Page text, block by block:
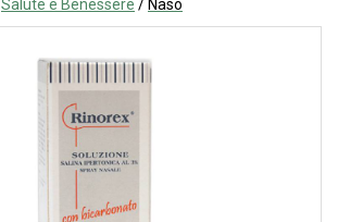
Salute e Benessere / Naso